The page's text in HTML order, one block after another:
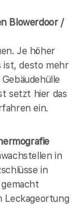
Blowerdoor /
Je höher
ist, desto mehr
setzt hier das
ein.
in
in
Leckageortung